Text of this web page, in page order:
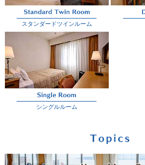
スタンダードツインルーム
シングルルーム